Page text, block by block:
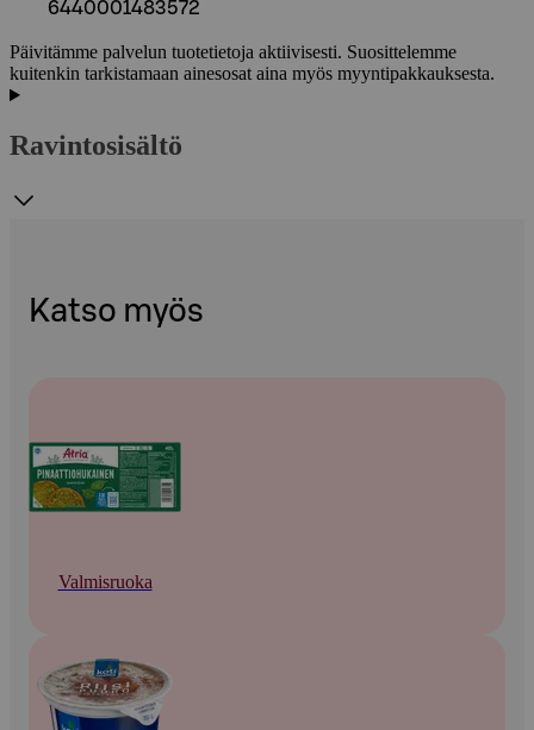
6440001483572
Päivitämme palvelun tuotetietoja aktiivisesti. Suosittelemme
kuitenkin tarkistamaan ainesosat aina myös myyntipakkauksesta.
Ravintosisältö
Katso myös
Valmisruoka